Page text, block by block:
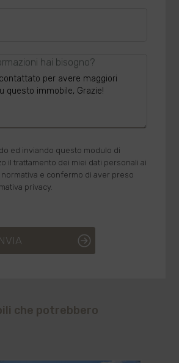
hai bisogno?
ed inviando questo modulo di
il trattamento dei miei dati personali ai
e confermo di aver preso
privacy.
che potrebbero